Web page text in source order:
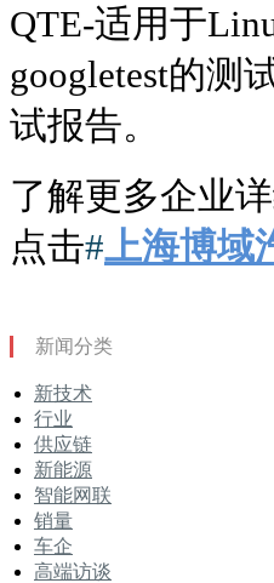
QTE-适用于
googletest的测
试报告。
了解更多企业
点击#上海博域
新闻分类
新技术
行业
供应链
新能源
智能网联
销量
车企
高端访谈